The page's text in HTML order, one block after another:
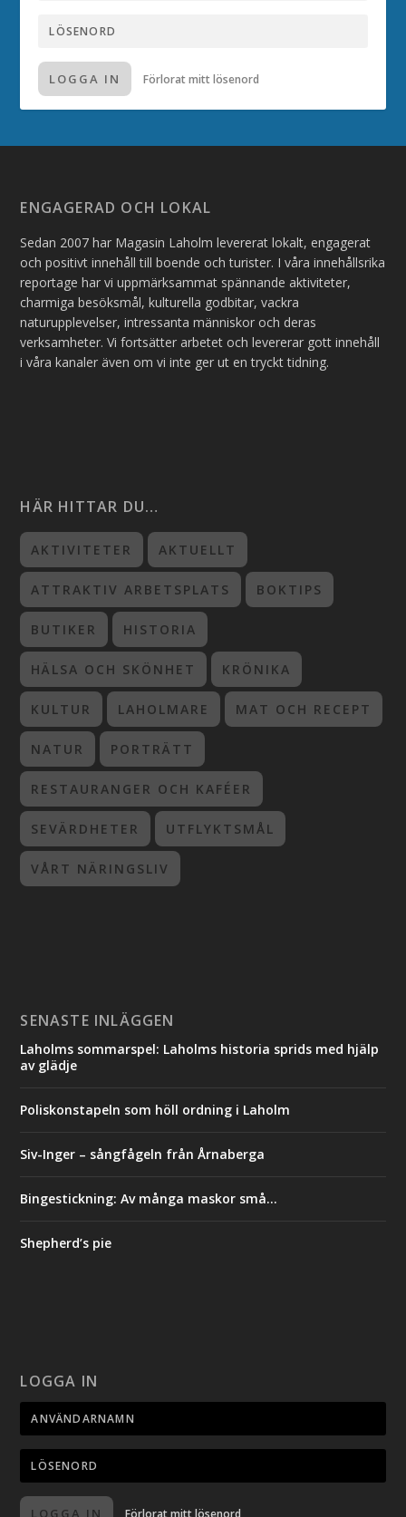
LOGGA IN Förlorat mitt lösenord
ENGAGERAD OCH LOKAL
Sedan 2007 har Magasin Laholm levererat lokalt, engagerat
och positivt innehåll till boende och turister. I våra innehållsrika
reportage har vi uppmärksammat spännande aktiviteter,
charmiga besöksmål, kulturella godbitar, vackra
naturupplevelser, intressanta människor och deras
verksamheter. Vi fortsätter arbetet och levererar gott innehåll
i våra kanaler även om vi inte ger ut en tryckt tidning.
HÄR HITTAR DU…
AKTIVITETER AKTUELLT
ATTRAKTIV ARBETSPLATS BOKTIPS
BUTIKER HISTORIA
HÄLSA OCH SKÖNHET KRÖNIKA
KULTUR LAHOLMARE MAT OCH RECEPT
NATUR PORTRÄTT
RESTAURANGER OCH KAFÉER
SEVÄRDHETER UTFLYKTSMÅL
VÅRT NÄRINGSLIV
SENASTE INLÄGGEN
Laholms sommarspel: Laholms historia sprids med hjälp
av glädje
Poliskonstapeln som höll ordning i Laholm
Siv-Inger – sångfågeln från Årnaberga
Bingestickning: Av många maskor små…
Shepherd’s pie
LOGGA IN
LOGGA IN Förlorat mitt lösenord